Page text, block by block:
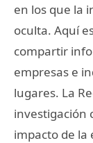
en los que la
oculta. Aquí
compartir
empresas e
lugares. La
investigación
impacto de la